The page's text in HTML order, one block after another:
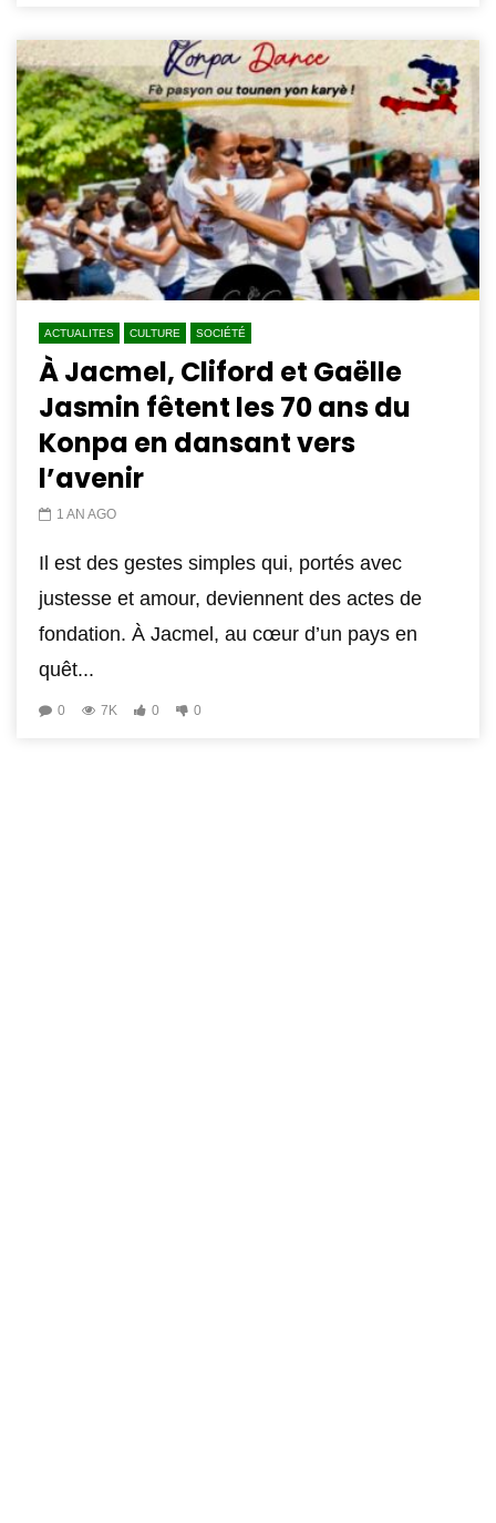
ACTUALITES CULTURE SOCIÉTÉ
À Jacmel, Cliford et Gaëlle
Jasmin fêtent les 70 ans du
Konpa en dansant vers
l’avenir
1 AN AGO
Il est des gestes simples qui, portés avec
justesse et amour, deviennent des actes de
fondation. À Jacmel, au cœur d’un pays en
quêt...
0 7K 0 0